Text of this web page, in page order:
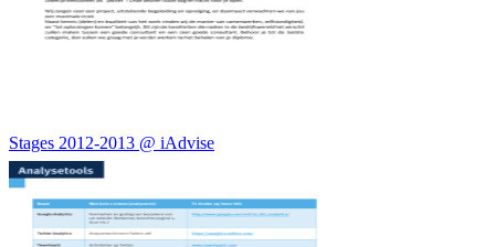
Stages 2012-2013 @ iAdvise